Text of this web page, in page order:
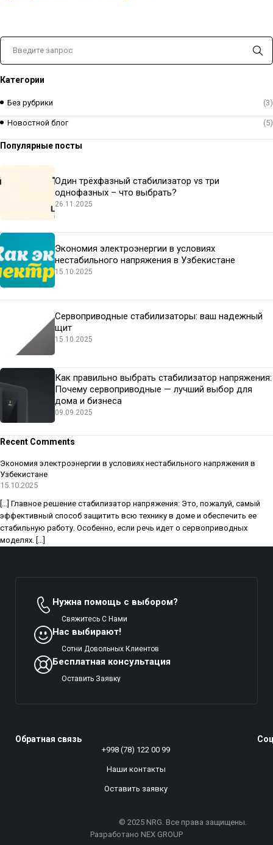
Категории
Без рубрики (3)
Новостной блог (5)
Популярные посты
Один трёхфазный стабилизатор vs три
однофазных – что выбрать?
26.11.2025
Экономия электроэнергии в условиях
нестабильного напряжения в Узбекистане
15.10.2025
Сервоприводные стабилизаторы: ваш надежный
щит
15.10.2025
Как правильно выбрать стабилизатор напряжения:
Почему сервоприводные — лучший выбор для
дома и бизнеса
09.09.2025
Recent Comments
Экономия электроэнергии в условиях нестабильного напряжения в
Узбекистане
15.10.2025
[…] Главное решение стабилизатор напряжения: Это, пожалуй, самый
эффективный способ защитить всю технику в доме и обеспечить ее
стабильную работу. Особенно, если речь идет о сервоприводных
моделях. […]
Нужна помощь с выбором?
Свяжитесь С Нами
Нас выбирают!
Сотни Довольных Клиентов
Бесплатная консультация
Оставить Заявку
Обратная связь
+998 (78) 122 00 99
Наши контакты
Оставить заявку
© 2025 NRG. Все права защищены.
Разработано NEX GROUP